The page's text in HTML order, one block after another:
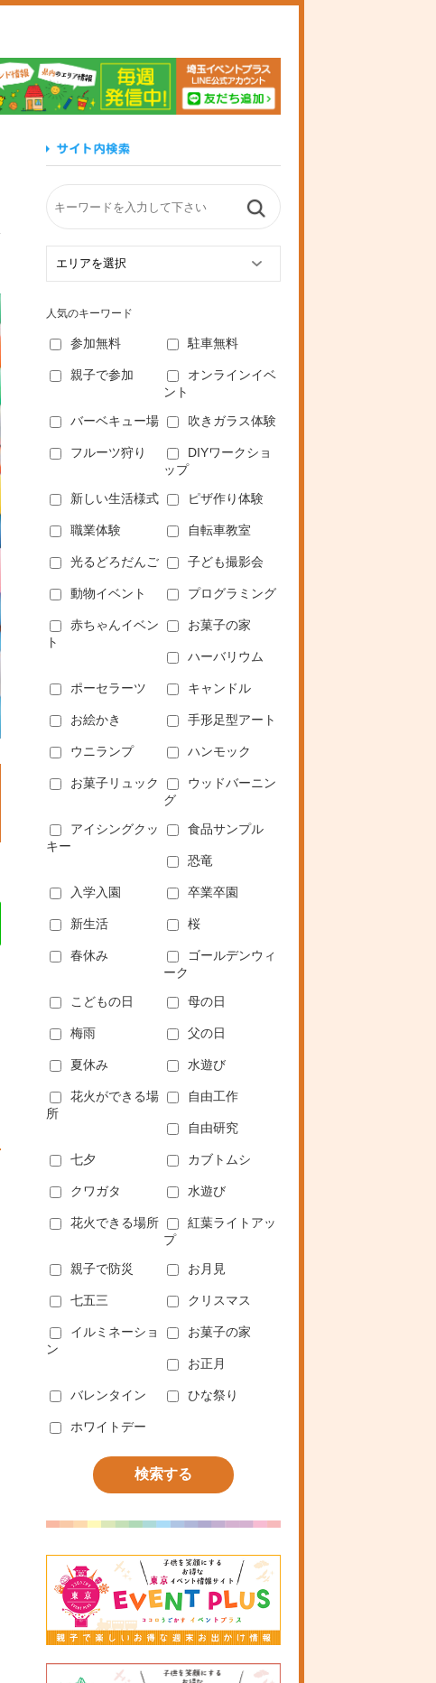
人気のキーワード
参加無料 駐車無料
親子で参加
オンラインイベ
ント
バーベキュー場 吹きガラス体験
フルーツ狩り
DIYワークショ
ップ
新しい生活様式 ピザ作り体験
職業体験 自転車教室
光るどろだんご 子ども撮影会
動物イベント プログラミング
赤ちゃんイベン
ト
お菓子の家
ハーバリウム
ポーセラーツ キャンドル
お絵かき 手形足型アート
ウニランプ ハンモック
お菓子リュック
ウッドバーニン
グ
アイシングクッ
キー
食品サンプル
恐竜
入学入園 卒業卒園
新生活 桜
春休み
ゴールデンウィ
ーク
こどもの日 母の日
梅雨 父の日
夏休み 水遊び
花火ができる場
所
自由工作
自由研究
七夕 カブトムシ
クワガタ 水遊び
花火できる場所
紅葉ライトアッ
プ
親子で防災 お月見
七五三 クリスマス
イルミネーショ
ン
お菓子の家
お正月
バレンタイン ひな祭り
ホワイトデー